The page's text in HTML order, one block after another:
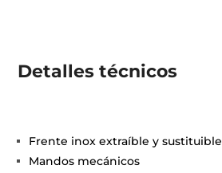
Detalles técnicos
Frente inox extraíble y sustituible
Mandos mecánicos